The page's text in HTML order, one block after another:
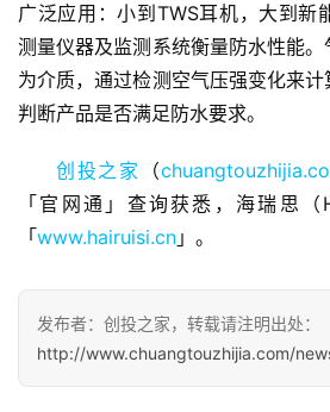
首
页
融
道
业
观
察
广泛应用：小到TWS耳机，大到新
测量仪器及监测系统衡量防水性能
为介质，通过检测空气压强变化来
判断产品是否满足防水要求。
创投之家 （
「官网通」查询获悉，海瑞思
「www.hairuisi.cn 」。
发布者：创投之家，转载请注明出处：
http://www.chuangtouzhijia.com/